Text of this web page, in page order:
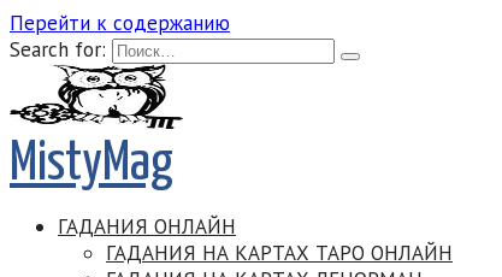
Перейти к содержанию
Search for:
MistyMag
ГАДАНИЯ ОНЛАЙН
ГАДАНИЯ НА КАРТАХ ТАРО ОНЛАЙН